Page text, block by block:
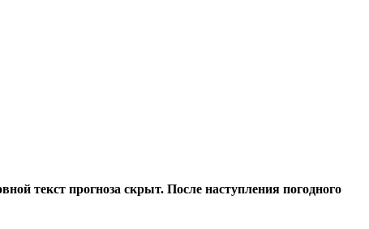
текст прогноза скрыт. После наступления погодного